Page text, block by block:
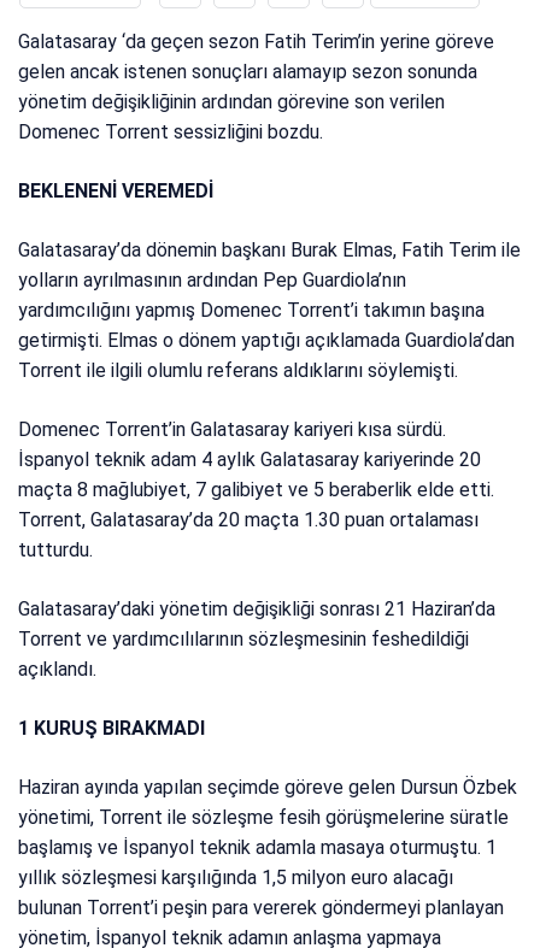
Galatasaray ‘da geçen sezon Fatih Terim’in yerine göreve
gelen ancak istenen sonuçları alamayıp sezon sonunda
yönetim değişikliğinin ardından görevine son verilen
Domenec Torrent sessizliğini bozdu.
BEKLENENİ VEREMEDİ
Galatasaray’da dönemin başkanı Burak Elmas, Fatih Terim ile
yolların ayrılmasının ardından Pep Guardiola’nın
yardımcılığını yapmış Domenec Torrent’i takımın başına
getirmişti. Elmas o dönem yaptığı açıklamada Guardiola’dan
Torrent ile ilgili olumlu referans aldıklarını söylemişti.
Domenec Torrent’in Galatasaray kariyeri kısa sürdü.
İspanyol teknik adam 4 aylık Galatasaray kariyerinde 20
maçta 8 mağlubiyet, 7 galibiyet ve 5 beraberlik elde etti.
Torrent, Galatasaray’da 20 maçta 1.30 puan ortalaması
tutturdu.
Galatasaray’daki yönetim değişikliği sonrası 21 Haziran’da
Torrent ve yardımcılılarının sözleşmesinin feshedildiği
açıklandı.
1 KURUŞ BIRAKMADI
Haziran ayında yapılan seçimde göreve gelen Dursun Özbek
yönetimi, Torrent ile sözleşme fesih görüşmelerine süratle
başlamış ve İspanyol teknik adamla masaya oturmuştu. 1
yıllık sözleşmesi karşılığında 1,5 milyon euro alacağı
bulunan Torrent’i peşin para vererek göndermeyi planlayan
yönetim, İspanyol teknik adamın anlaşma yapmaya